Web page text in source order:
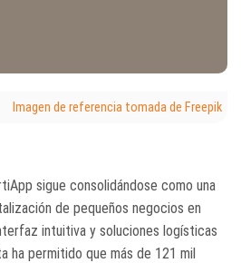
Imagen de referencia tomada de Freepik
sigue consolidándose como una
de pequeños negocios en
intuitiva y soluciones logísticas
ha permitido que más de 121 mil